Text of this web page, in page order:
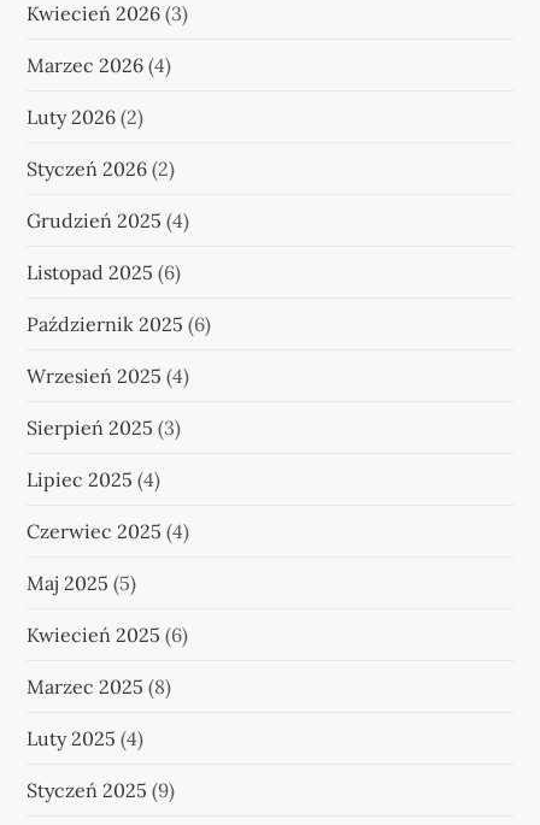
Kwiecień 2026 (3)
Marzec 2026 (4)
Luty 2026 (2)
Styczeń 2026 (2)
Grudzień 2025 (4)
Listopad 2025 (6)
Październik 2025 (6)
Wrzesień 2025 (4)
Sierpień 2025 (3)
Lipiec 2025 (4)
Czerwiec 2025 (4)
Maj 2025 (5)
Kwiecień 2025 (6)
Marzec 2025 (8)
Luty 2025 (4)
Styczeń 2025 (9)